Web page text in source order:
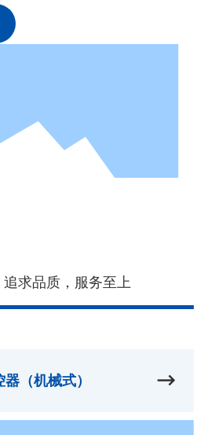
求品质，服务至上
（机械式）